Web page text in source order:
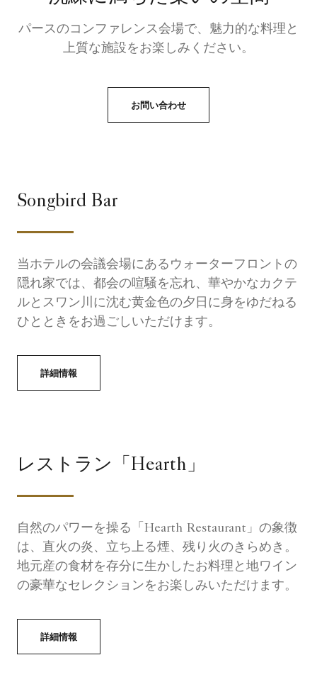
パースのコンファレンス会場で、魅力的な料理と
上質な施設をお楽しみください。
お問い合わせ
Songbird Bar
当ホテルの会議会場にあるウォーターフロントの
隠れ家では、都会の喧騒を忘れ、華やかなカクテ
ルとスワン川に沈む黄金色の夕日に身をゆだねる
ひとときをお過ごしいただけます。
詳細情報
レストラン「Hearth」
自然のパワーを操る「Hearth Restaurant」の象徴
は、直火の炎、立ち上る煙、残り火のきらめき。
地元産の食材を存分に生かしたお料理と地ワイン
の豪華なセレクションをお楽しみいただけます。
詳細情報